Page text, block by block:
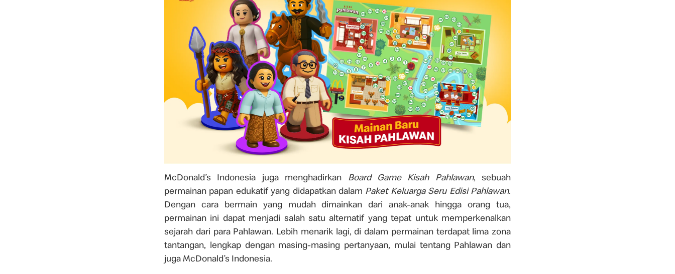
McDonald’s Indonesia juga menghadirkan Board Game Kisah Pahlawan, sebuah
permainan papan edukatif yang didapatkan dalam Paket Keluarga Seru Edisi Pahlawan.
Dengan cara bermain yang mudah dimainkan dari anak-anak hingga orang tua,
permainan ini dapat menjadi salah satu alternatif yang tepat untuk memperkenalkan
sejarah dari para Pahlawan. Lebih menarik lagi, di dalam permainan terdapat lima zona
tantangan, lengkap dengan masing-masing pertanyaan, mulai tentang Pahlawan dan
juga McDonald’s Indonesia.